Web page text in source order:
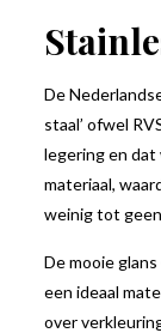
De
staal’ ofwel
legering en dat
materiaal,
weinig tot
De mooie
een ideaal
over